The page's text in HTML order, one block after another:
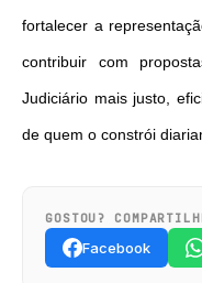
fortalecer a
contribuir com
Judiciário mais justo,
de quem o constrói
GOSTOU?
Facebook